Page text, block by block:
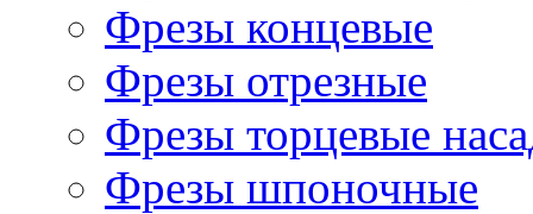
Фрезы концевые
Фрезы отрезные
Фрезы торцевые
Фрезы шпоночные